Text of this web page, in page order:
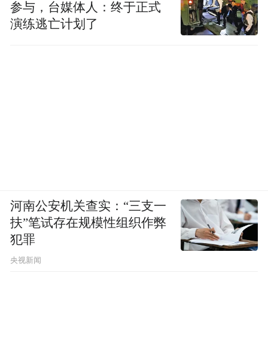
参与，台媒体人：终于正式
演练逃亡计划了
河南公安机关查实：“三支一
扶”笔试存在规模性组织作弊
犯罪
央视新闻